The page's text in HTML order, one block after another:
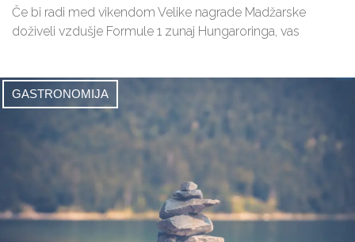
Če bi radi med vikendom Velike nagrade Madžarske
doživeli vzdušje Formule 1 zunaj Hungaroringa, vas
GASTRONOMIJA